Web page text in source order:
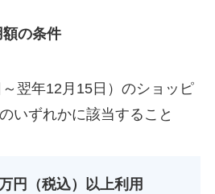
の条件
翌年12月15日）のショッピ
いずれかに該当すること
円（税込）以上利用